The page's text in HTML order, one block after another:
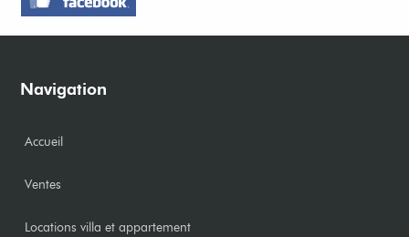
Navigation
Accueil
Ventes
Locations villa et appartement